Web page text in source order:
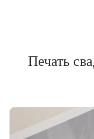
Печать